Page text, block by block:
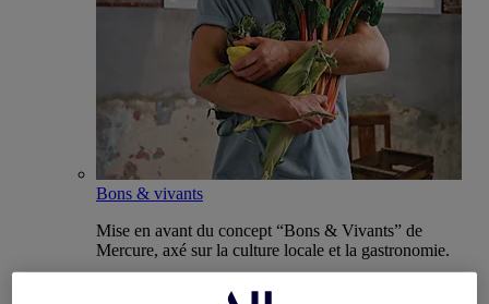
Bons & vivants
Mise en avant du concept “Bons & Vivants” de
Mercure, axé sur la culture locale et la gastronomie.